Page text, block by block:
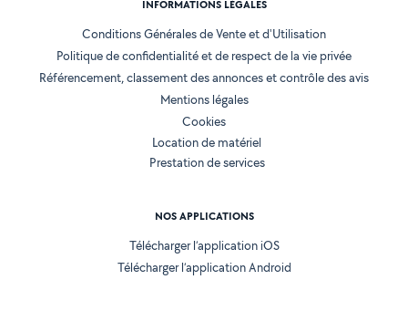
INFORMATIONS LÉGALES
Conditions Générales de Vente et d'Utilisation
Politique de confidentialité et de respect de la vie privée
Référencement, classement des annonces et contrôle des avis
Mentions légales
Cookies
Location de matériel
Prestation de services
NOS APPLICATIONS
Télécharger l’application iOS
Télécharger l’application Android